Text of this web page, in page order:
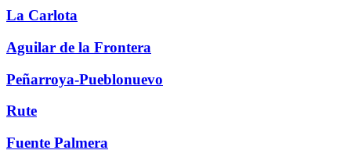
La Carlota
Aguilar de la Frontera
Peñarroya-Pueblonuevo
Rute
Fuente Palmera